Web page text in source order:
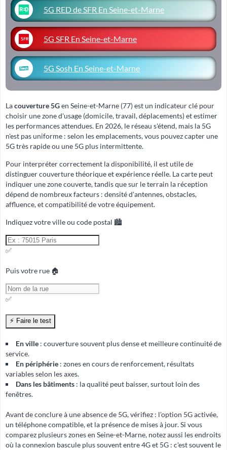
5G RED de SFR En Seine-et-Marne
5G SFR En Seine-et-Marne
5G Sosh En Seine-et-Marne
Lacouverture 5Gen Seine-et-Marne (77) est un indicateur clé pour
choisir une zone d'usage (domicile, travail, déplacements) et estimer
les performances attendues. En 2026, le réseau s'étend, mais la 5G
n'est pas uniforme : selon les emplacements, vous pouvez capter une
5G très rapide ou une 5G plus intermittente.
Pour interpréter correctement la disponibilité, il est utile de
distinguercouverture théoriqueetexpérience réelle. La carte peut
indiquer une zone couverte, tandis que sur le terrain la réception
dépend de nombreux facteurs : densité d'antennes, obstacles,
affluence, et compatibilité de votre équipement.
Indiquez votre ville ou code postal 🏙️
✅
Puis votre rue 🏠
✅
En ville : couverture souvent plus dense et meilleure continuité de
service.
En périphérie : zones en cours de renforcement, résultats
variables selon les axes.
Dans les bâtiments : la qualité peut baisser, surtout loin des
fenêtres.
Avant de conclure à une absence de 5G, vérifiez : l'option 5G activée,
un téléphone compatible, et la présence de mises à jour. Si vous
comparez plusieurs zones en Seine-et-Marne, notez aussi les endroits
où la connexion bascule plus souvent entre 4G et 5G : c'est souvent le